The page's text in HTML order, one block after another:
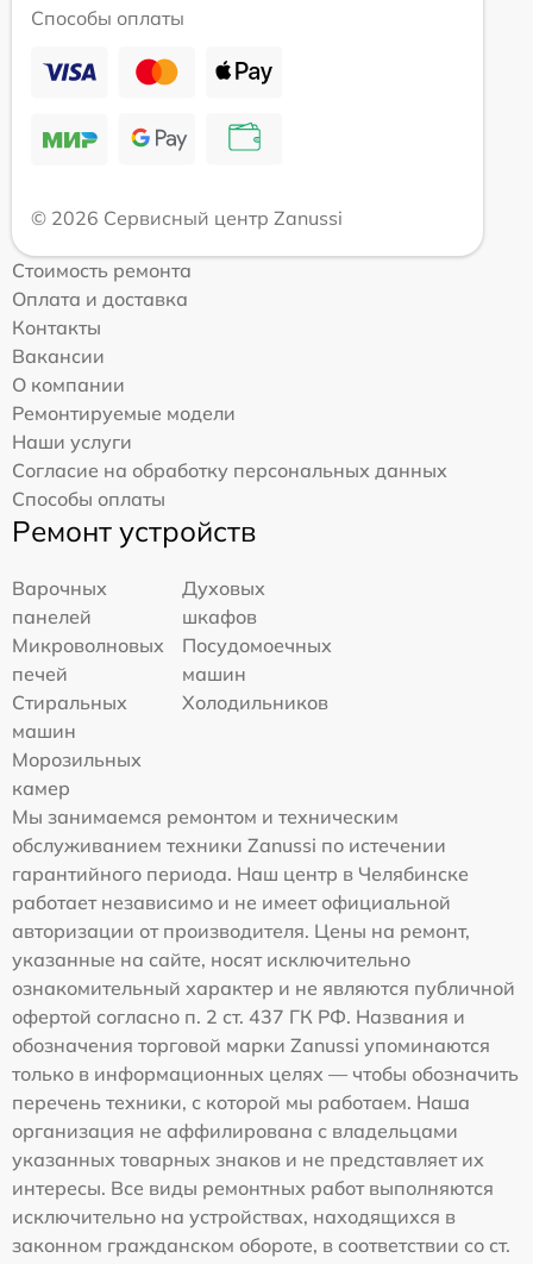
Способы оплаты
© 2026 Сервисный центр Zanussi
Стоимость ремонта
Оплата и доставка
Контакты
Вакансии
О компании
Ремонтируемые модели
Наши услуги
Согласие на обработку персональных данных
Способы оплаты
Ремонт устройств
Варочных
панелей
Духовых
шкафов
Микроволновых
печей
Посудомоечных
машин
Стиральных
машин
Холодильников
Морозильных
камер
Мы занимаемся ремонтом и техническим
обслуживанием техники Zanussi по истечении
гарантийного периода. Наш центр в Челябинске
работает независимо и не имеет официальной
авторизации от производителя. Цены на ремонт,
указанные на сайте, носят исключительно
ознакомительный характер и не являются публичной
офертой согласно п. 2 ст. 437 ГК РФ. Названия и
обозначения торговой марки Zanussi упоминаются
только в информационных целях — чтобы обозначить
перечень техники, с которой мы работаем. Наша
организация не аффилирована с владельцами
указанных товарных знаков и не представляет их
интересы. Все виды ремонтных работ выполняются
исключительно на устройствах, находящихся в
законном гражданском обороте, в соответствии со ст.